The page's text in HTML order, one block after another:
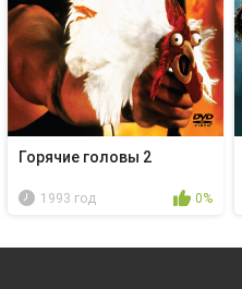
Горячие головы 2
1993 год 0%